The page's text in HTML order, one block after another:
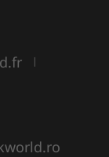
|